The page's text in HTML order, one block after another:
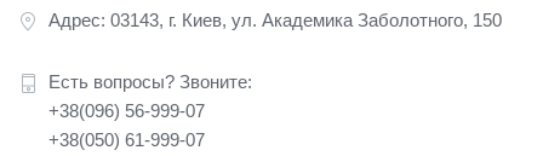
Адрес: 03143, г. Киев, ул. Академика Заболотного, 150
Есть вопросы? Звоните:
+38(096) 56-999-07
+38(050) 61-999-07